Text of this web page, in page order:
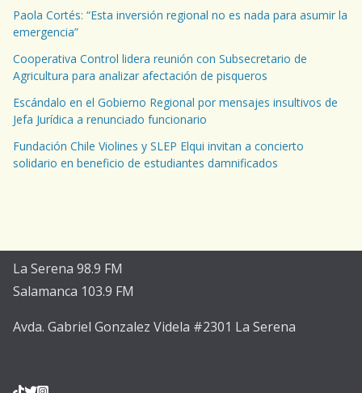
Paola Cortés: “Esta inversión regional no es nada para asumir la
emergencia”
Cooperativa Control lidera reunión con Subsecretario de
Agricultura para analizar afectación de pisqueros
Escándalo en el Gobierno Regional por mensajes insultivos de
Jefa Jurídica a renunciado funcionario
Fundación Chile Violines y SLEP Elqui invitan a concierto
solidario en beneficio de estudiantes damnificados
La Serena 98.9 FM
Salamanca 103.9 FM
Avda. Gabriel Gonzalez Videla #2301 La Serena